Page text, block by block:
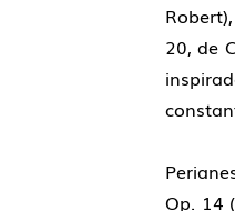
20, de
Op. 14